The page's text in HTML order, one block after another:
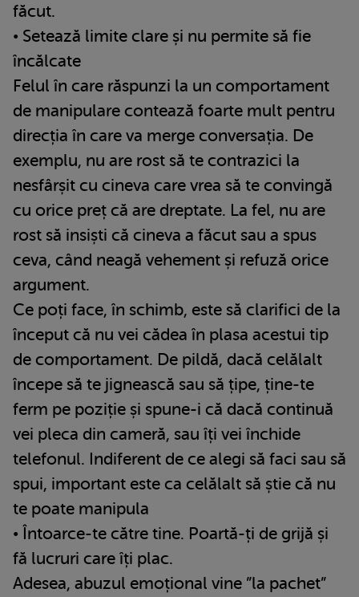
făcut.
• Setează limite clare și nu permite să fie
încălcate
Felul în care răspunzi la un comportament
de manipulare contează foarte mult pentru
direcția în care va merge conversația. De
exemplu, nu are rost să te contrazici la
nesfârșit cu cineva care vrea să te convingă
cu orice preț că are dreptate. La fel, nu are
rost să insiști că cineva a făcut sau a spus
ceva, când neagă vehement și refuză orice
argument.
Ce poți face, în schimb, este să clarifici de la
început că nu vei cădea în plasa acestui tip
de comportament. De pildă, dacă celălalt
începe să te jignească sau să țipe, ține-te
ferm pe poziție și spune-i că dacă continuă
vei pleca din cameră, sau îți vei închide
telefonul. Indiferent de ce alegi să faci sau să
spui, important este ca celălalt să știe că nu
te poate manipula
• Întoarce-te către tine. Poartă-ți de grijă și
fă lucruri care îți plac.
Adesea, abuzul emoțional vine ”la pachet”